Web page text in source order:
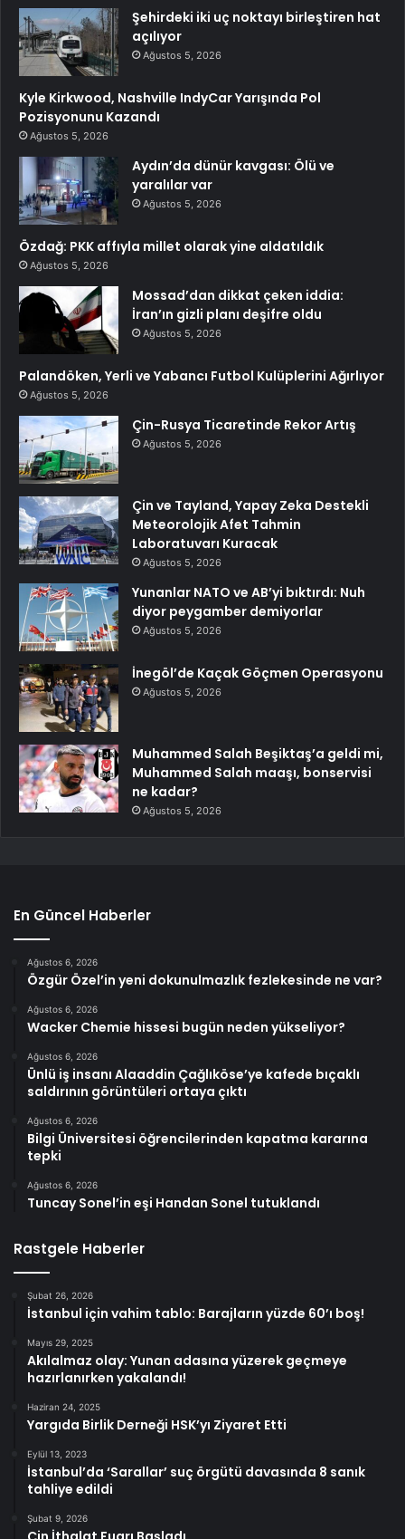
Şehirdeki iki uç noktayı birleştiren hat
açılıyor
Ağustos 5, 2026
Kyle Kirkwood, Nashville IndyCar Yarışında Pol
Pozisyonunu Kazandı
Ağustos 5, 2026
Aydın’da dünür kavgası: Ölü ve
yaralılar var
Ağustos 5, 2026
Özdağ: PKK affıyla millet olarak yine aldatıldık
Ağustos 5, 2026
Mossad’dan dikkat çeken iddia:
İran’ın gizli planı deşifre oldu
Ağustos 5, 2026
Palandöken, Yerli ve Yabancı Futbol Kulüplerini Ağırlıyor
Ağustos 5, 2026
Çin-Rusya Ticaretinde Rekor Artış
Ağustos 5, 2026
Çin ve Tayland, Yapay Zeka Destekli
Meteorolojik Afet Tahmin
Laboratuvarı Kuracak
Ağustos 5, 2026
Yunanlar NATO ve AB’yi bıktırdı: Nuh
diyor peygamber demiyorlar
Ağustos 5, 2026
İnegöl’de Kaçak Göçmen Operasyonu
Ağustos 5, 2026
Muhammed Salah Beşiktaş’a geldi mi,
Muhammed Salah maaşı, bonservisi
ne kadar?
Ağustos 5, 2026
En Güncel Haberler
Ağustos 6, 2026
Özgür Özel’in yeni dokunulmazlık fezlekesinde ne var?
Ağustos 6, 2026
Wacker Chemie hissesi bugün neden yükseliyor?
Ağustos 6, 2026
Ünlü iş insanı Alaaddin Çağlıköse’ye kafede bıçaklı
saldırının görüntüleri ortaya çıktı
Ağustos 6, 2026
Bilgi Üniversitesi öğrencilerinden kapatma kararına
tepki
Ağustos 6, 2026
Tuncay Sonel’in eşi Handan Sonel tutuklandı
Rastgele Haberler
Şubat 26, 2026
İstanbul için vahim tablo: Barajların yüzde 60’ı boş!
Mayıs 29, 2025
Akılalmaz olay: Yunan adasına yüzerek geçmeye
hazırlanırken yakalandı!
Haziran 24, 2025
Yargıda Birlik Derneği HSK’yı Ziyaret Etti
Eylül 13, 2023
İstanbul’da ‘Sarallar’ suç örgütü davasında 8 sanık
tahliye edildi
Şubat 9, 2026